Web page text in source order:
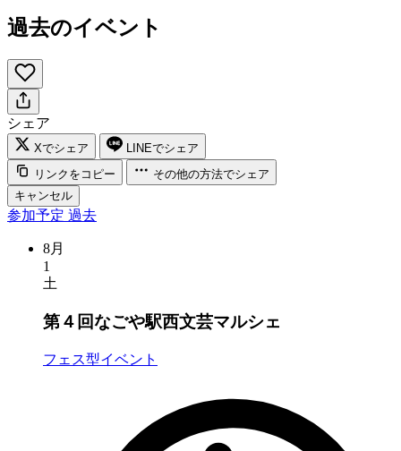
過去のイベント
シェア
Xでシェア
LINEでシェア
リンクをコピー
その他の方法でシェア
キャンセル
参加予定 過去
8月
1
土
第４回なごや駅西文芸マルシェ
フェス型イベント